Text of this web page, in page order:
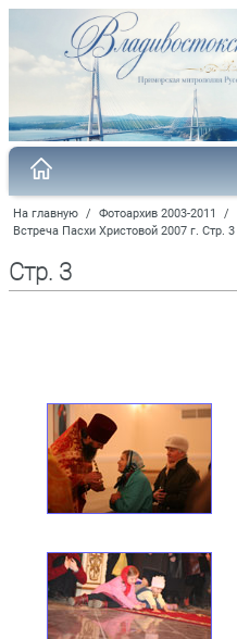
На главную / Фотоархив 2003-2011 /
Встреча Пасхи Христовой 2007 г. Стр. 3
Стр. 3